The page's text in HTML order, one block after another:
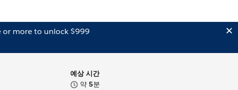
or more to unlock $999
예상 시간
약 5분